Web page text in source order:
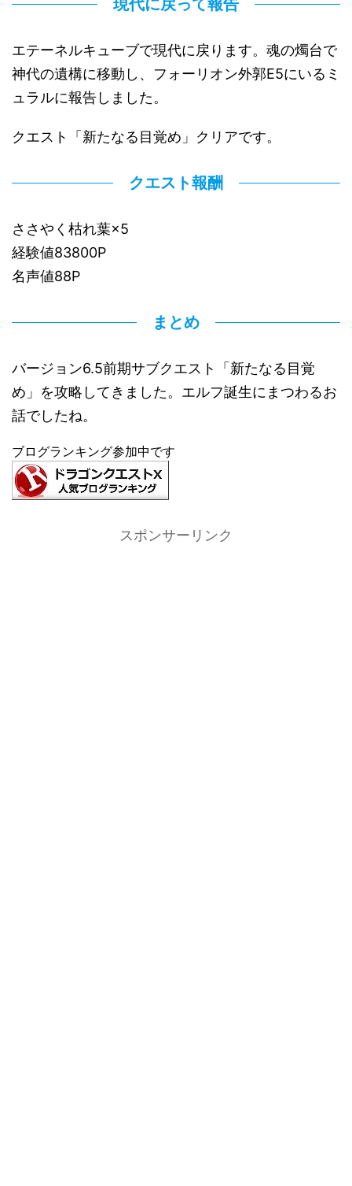
現代に戻って報告
エテーネルキューブで現代に戻ります。魂の燭台で
神代の遺構に移動し、フォーリオン外郭E5にいるミ
ュラルに報告しました。
クエスト「新たなる目覚め」クリアです。
クエスト報酬
ささやく枯れ葉×5
経験値83800P
名声値88P
まとめ
バージョン6.5前期サブクエスト「新たなる目覚
め」を攻略してきました。エルフ誕生にまつわるお
話でしたね。
ブログランキング参加中です
スポンサーリンク